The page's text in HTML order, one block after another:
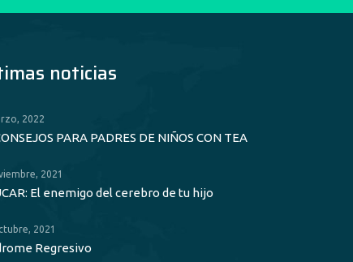
noticias
2022
PARA PADRES DE NIÑOS CON TEA
2021
El enemigo del cerebro de tu hijo
2021
Regresivo